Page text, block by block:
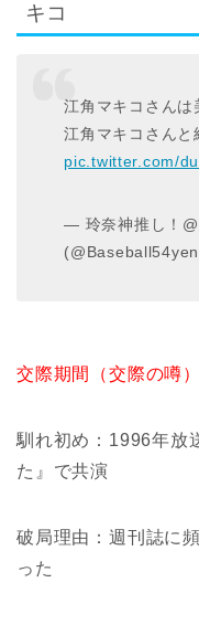
キコ
江角マキコさんは
江角マキコさんと
pic.twitter.com/
— 玲奈神推し！
交際期間 （交際の噂）
馴れ初め：1996年放
た』で共演
破局理由：週刊誌に
った